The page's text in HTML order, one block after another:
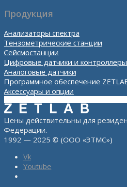
Продукция
Анализаторы спектра
Тензометрические станции
Сейсмостанции
Цифровые датчики и контроллеры
Аналоговые датчики
Программное обеспечение
Аксессуары и опции
Цены действительны для
Федерации.
1992 — 2025 © (ООО «ЭТМС»)
Vk
Youtube